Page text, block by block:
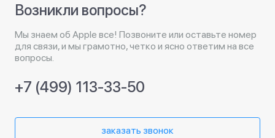
Возникли вопросы?
Мы знаем об Apple все! Позвоните или оставьте номер
для связи, и мы грамотно, четко и ясно ответим на все
вопросы.
+7 (499) 113-33-50
заказать звонок